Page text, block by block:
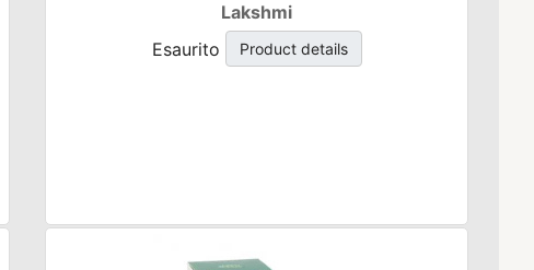
Lakshmi
Esaurito
Product details